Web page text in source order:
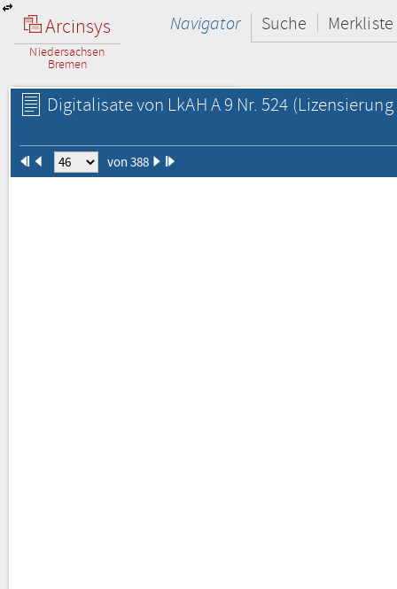
Arcinsys
Niedersachsen
Bremen
Navigator Suche Merkliste
Digitalisate von LkAH A 9 Nr. 524
von 388